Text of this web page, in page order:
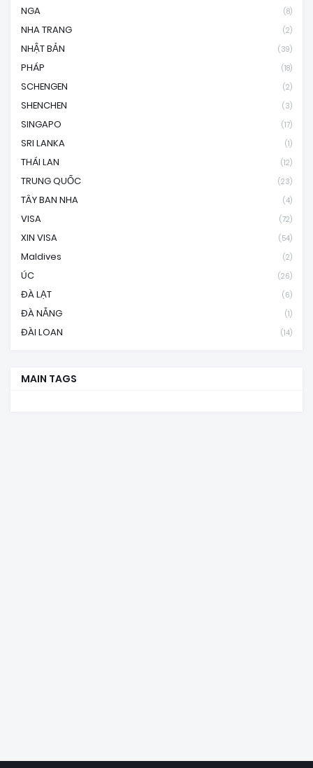
NGA (8)
NHA TRANG (2)
NHẬT BẢN (39)
PHÁP (18)
SCHENGEN (2)
SHENCHEN (3)
SINGAPO (17)
SRI LANKA (1)
THÁI LAN (12)
TRUNG QUỐC (23)
TÂY BAN NHA (4)
VISA (72)
XIN VISA (54)
Maldives (2)
ÚC (26)
ĐÀ LẠT (6)
ĐÀ NẴNG (1)
ĐÀI LOAN (14)
MAIN TAGS